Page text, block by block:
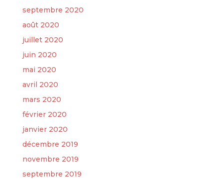
septembre 2020
août 2020
juillet 2020
juin 2020
mai 2020
avril 2020
mars 2020
février 2020
janvier 2020
décembre 2019
novembre 2019
septembre 2019